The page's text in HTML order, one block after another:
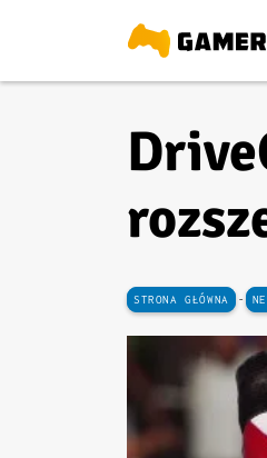
STRONA GŁÓWNA -